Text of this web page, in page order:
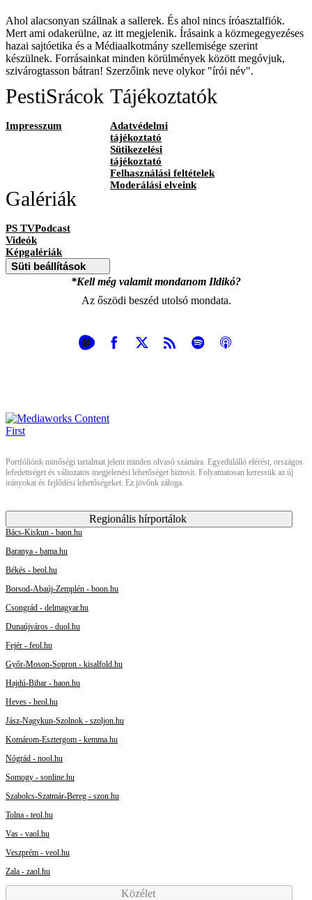
Ahol alacsonyan szállnak a sallerek. És ahol nincs íróasztalfiók.
Mert ami odakerülne, az itt megjelenik. Írásaink a közmegegyezéses
hazai sajtóetika és a Médiaalkotmány szellemisége szerint
készülnek. Forrásainkat minden körülmények között megóvjuk,
szivárogtasson bátran! Szerzőink neve olykor "írói név".
PestiSrácok
Impresszum
Tájékoztatók
Adatvédelmi
tájékoztató
Sütikezelési
tájékoztató
Felhasználási feltételek
Moderálási elveink
Galériák
PS TVPodcast
Videók
Képgalériák
Süti beállítások
*Kell még valamit mondanom Ildikó?
Az őszödi beszéd utolsó mondata.
Portfóliónk minőségi tartalmat jelent minden olvasó számára. Egyedülálló elérést, országos
lefedettséget és változatos megjelenési lehetőséget biztosít. Folyamatosan keressük az új
irányokat és fejlődési lehetőségeket. Ez jövőnk záloga.
Regionális hírportálok
Bács-Kiskun - baon.hu
Baranya - bama.hu
Békés - beol.hu
Borsod-Abaúj-Zemplén - boon.hu
Csongrád - delmagyar.hu
Dunaújváros - duol.hu
Fejér - feol.hu
Győr-Moson-Sopron - kisalfold.hu
Hajdú-Bihar - haon.hu
Heves - heol.hu
Jász-Nagykun-Szolnok - szoljon.hu
Komárom-Esztergom - kemma.hu
Nógrád - nool.hu
Somogy - sonline.hu
Szabolcs-Szatmár-Bereg - szon.hu
Tolna - teol.hu
Vas - vaol.hu
Veszprém - veol.hu
Zala - zaol.hu
Közélet